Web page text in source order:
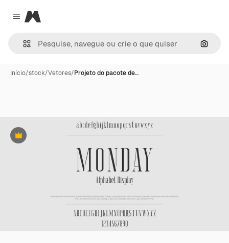
Close menu
Magnific
Início/stock/Vetores/Projeto do pacote de…
Premium